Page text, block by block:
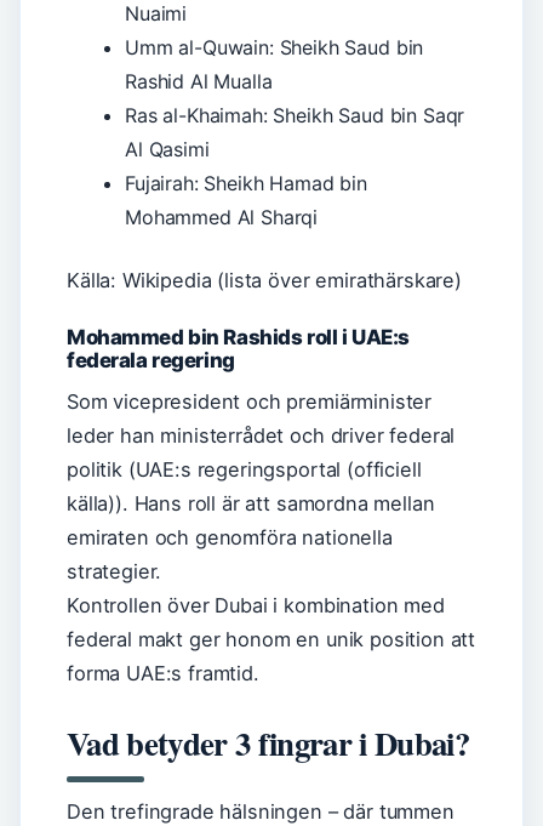
Nuaimi
Umm al-Quwain: Sheikh Saud bin
Rashid Al Mualla
Ras al-Khaimah: Sheikh Saud bin Saqr
Al Qasimi
Fujairah: Sheikh Hamad bin
Mohammed Al Sharqi
Källa: Wikipedia (lista över emirathärskare)
Mohammed bin Rashids roll i UAE:s
federala regering
Som vicepresident och premiärminister
leder han ministerrådet och driver federal
politik (UAE:s regeringsportal (officiell
källa)). Hans roll är att samordna mellan
emiraten och genomföra nationella
strategier.
Kontrollen över Dubai i kombination med
federal makt ger honom en unik position att
forma UAE:s framtid.
Vad betyder 3 fingrar i Dubai?
Den trefingrade hälsningen – där tummen